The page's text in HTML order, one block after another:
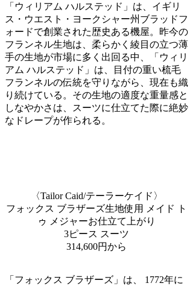
「ウィリアム ハルステッド」は、イギリ
ス・ウエスト・ヨークシャー州ブラッドフ
ォードで創業された歴史ある機屋。昨今の
フランネル生地は、柔らかく綾目の立つ薄
手の生地が市場に多く出回る中、「ウィリ
アム ハルステッド」は、目付の重い梳毛
フランネルの伝統を守りながら、現在も織
り続けている。その生地の適度な重量感と
しなやかさは、スーツに仕立てた際に絶妙
なドレープが作られる。
〈Tailor Caid/テーラーケイド〉
フォックス ブラザーズ生地使用 メイド ト
ゥ メジャーお仕立て上がり
3ピース スーツ
314,600円から
「フォックス ブラザーズ」は、 1772年に